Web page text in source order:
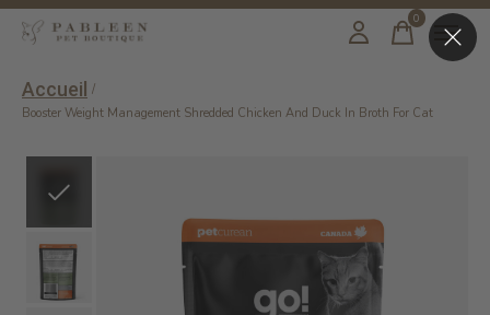
0items
Accueil
/
Booster Weight Management Shredded Chicken And Duck In Broth For Cat